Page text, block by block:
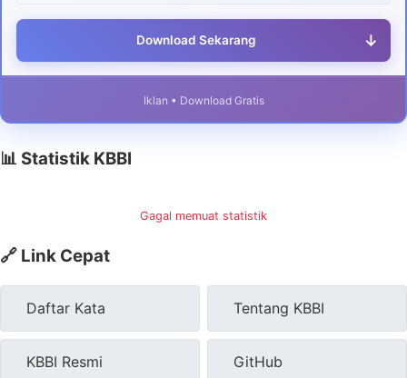
Download Sekarang ↓
Iklan • Download Gratis
📊 Statistik KBBI
Gagal memuat statistik
🔗 Link Cepat
Daftar Kata Tentang KBBI
KBBI Resmi GitHub